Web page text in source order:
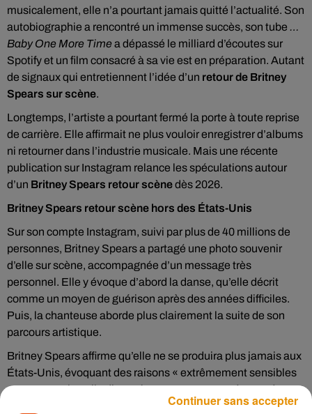
musicalement, elle n’a pourtant jamais quitté l’actualité. Son
autobiographie a rencontré un immense succès, son tube …
Baby One More Timea dépassé le milliard d’écoutes sur
Spotify et un film consacré à sa vie est en préparation. Autant
de signaux qui entretiennent l’idée d’un retour de Britney
Spears sur scène.
Longtemps, l’artiste a pourtant fermé la porte à toute reprise
de carrière. Elle affirmait ne plus vouloir enregistrer d’albums
ni retourner dans l’industrie musicale. Mais une récente
publication sur Instagram relance les spéculations autour
d’un Britney Spears retour scènedès 2026.
Britney Spears retour scène hors des États-Unis
Sur son compte Instagram, suivi par plus de 40 millions de
personnes, Britney Spears a partagé une photo souvenir
d’elle sur scène, accompagnée d’un message très
personnel. Elle y évoque d’abord la danse, qu’elle décrit
comme un moyen de guérison après des années difficiles.
Puis, la chanteuse aborde plus clairement la suite de son
parcours artistique.
Britney Spears affirme qu’elle ne se produira plus jamais aux
États-Unis, évoquant des raisons « extrêmement sensibles
». En revanche, elle dit espérer remonter sur scène « très
bientôt » au Royaume-Uni et en Australie. Un détail majeur
Continuer sans accepter